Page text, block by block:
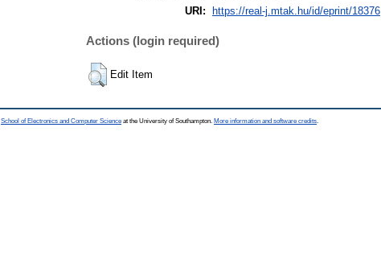
URI:
https://real-j.mtak.hu/id/eprint/18376
Actions (login required)
Edit Item
School of Electronics and Computer Science at the University of Southampton. More information and software credits